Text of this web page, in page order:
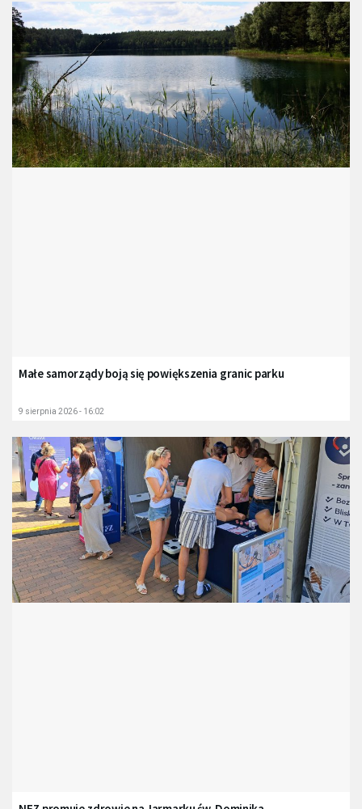
Małe samorządy boją się powiększenia granic parku
9 sierpnia 2026 - 16:02